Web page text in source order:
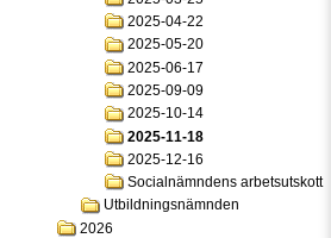
2025-04-22
2025-05-20
2025-06-17
2025-09-09
2025-10-14
2025-11-18
2025-12-16
Socialnämndens arbetsutskott
Utbildningsnämnden
2026